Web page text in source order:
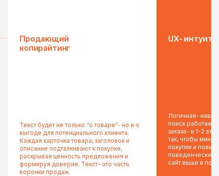
Продающий
копирайтинг
Текст будет не только “о товаре”- но и о
выгоде для потенциального клиента.
Каждая карточка товара, заголовок и
описание подталкивают к покупке,
раскрывая ценность предложения и
формируя доверие. Текст- это часть
воронки продаж.
UX-
Логичная-
поиск работает
заказа- в 1-2
так, чтобы
покупки и
поведенческие
сайт выше в